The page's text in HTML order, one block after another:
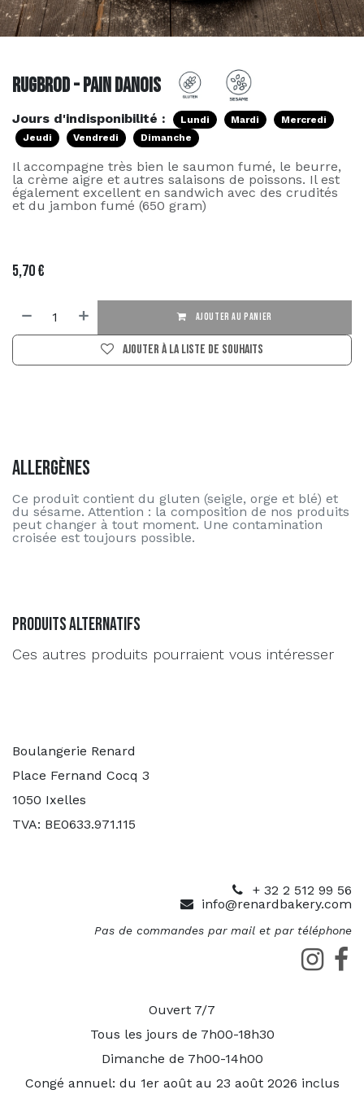
Rugbrod - Pain danois
Jours d'indisponibilité : Lundi Mardi
Mercredi
Jeudi
Vendredi Dimanche
Il accompagne très bien le saumon fumé, le beurre,
la crème aigre et autres salaisons de poissons. Il est
également excellent en sandwich avec des crudités
et du jambon fumé (650 gram)
5,70€
AJOUTER AU PANIER
Ajouter à la liste de souhaits
Allergènes
Ce produit contient du gluten (seigle, orge et blé) et
du sésame. Attention : la composition de nos produits
peut changer à tout moment. Une contamination
croisée est toujours possible.
Produits alternatifs
Ces autres produits pourraient vous intéresser
Boulangerie Renard
Place Fernand Cocq 3
1050 Ixelles
TVA: BE0633.971.115
+ 32 2 512 99 56
info@renardbakery.com
Pas de commandes par mail et par téléphone
Ouvert 7/7
Tous les jours de 7h00-18h30
Dimanche de 7h00-14h00
Congé annuel: du 1er août au 23 août 2026 inclus